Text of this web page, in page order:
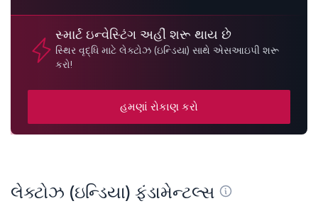
સ્માર્ટ ઇન્વેસ્ટિંગ અહીં શરૂ થાય છે
સ્થિર વૃદ્ધિ માટે લેક્ટોઝ (ઇન્ડિયા) સાથે એસઆઇપી શરૂ
કરો!
હમણાં રોકાણ કરો
લેક્ટોઝ (ઇન્ડિયા) ફંડામેન્ટલ્સ